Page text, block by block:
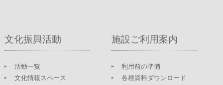
文化振興活動
活動一覧
文化情報スペース
施設ご利用案内
利用前の準備
各種資料ダウンロード